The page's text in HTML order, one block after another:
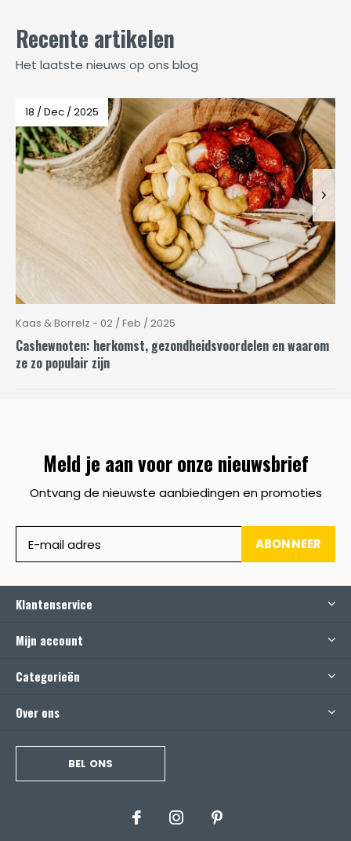
Recente artikelen
Het laatste nieuws op ons blog
18 / Dec / 2025
Kaas & Borrelz - 02 / Feb / 2025
Cashewnoten: herkomst, gezondheidsvoordelen en waarom
ze zo populair zijn
Meld je aan voor onze nieuwsbrief
Ontvang de nieuwste aanbiedingen en promoties
ABONNEER
Klantenservice
Mijn account
Categorieën
Over ons
BEL ONS